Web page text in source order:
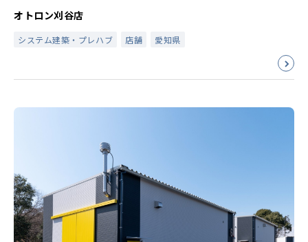
オトロン刈谷店
システム建築・プレハブ 店舗 愛知県